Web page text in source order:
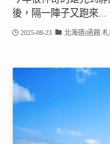
後，隔一陣子又跑來...
2025-08-23 北海道(函館.